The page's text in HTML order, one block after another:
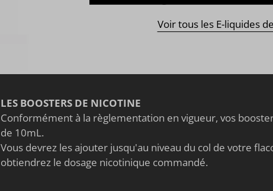
Voir tous les E-liquides
LES BOOSTERS DE NICOTINE
Conformément à la règlementation en vigueur, vos
de 10mL.
Vous devrez les ajouter jusqu'au niveau du col de votre
obtiendrez le dosage nicotinique commandé.